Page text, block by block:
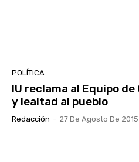
POLÍTICA
IU reclama al Equipo
y lealtad al pueblo
Redacción - 27 De Agosto De 2015